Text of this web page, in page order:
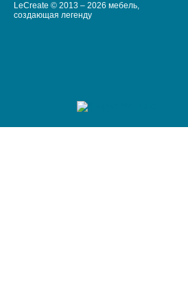
LeCreate © 2013 – 2026 мебель,
создающая легенду